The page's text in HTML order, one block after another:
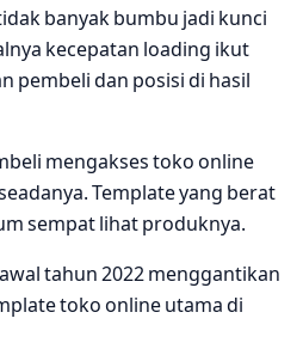
banyak bumbu jadi kunci
kecepatan loading ikut
pembeli dan posisi di hasil
mengakses toko online
Template yang berat
sempat lihat produknya.
tahun 2022 menggantikan
toko online utama di